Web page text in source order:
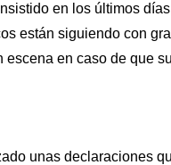
en los últimos
están siguiendo con
escena en caso de que
unas declaraciones